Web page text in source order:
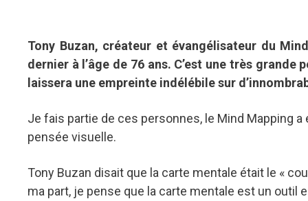
Tony Buzan, créateur et évangélisateur du
dernier à l’âge de 76 ans. C’est une très
laissera une empreinte indélébile sur
Je fais partie de ces personnes, le Mind Mapping
pensée visuelle.
Tony Buzan disait que la carte mentale était le «
ma part, je pense que la carte mentale est un